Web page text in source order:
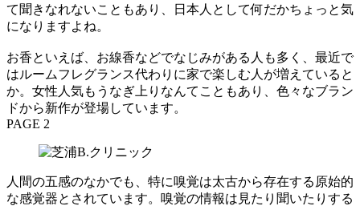
て聞きなれないこともあり、日本人として何だかちょっと気
になりますよね。
お香といえば、お線香などでなじみがある人も多く、最近で
はルームフレグランス代わりに家で楽しむ人が増えていると
か。女性人気もうなぎ上りなんてこともあり、色々なブラン
ドから新作が登場しています。
PAGE 2
人間の五感のなかでも、特に嗅覚は太古から存在する原始的
な感覚器とされています。嗅覚の情報は見たり聞いたりする